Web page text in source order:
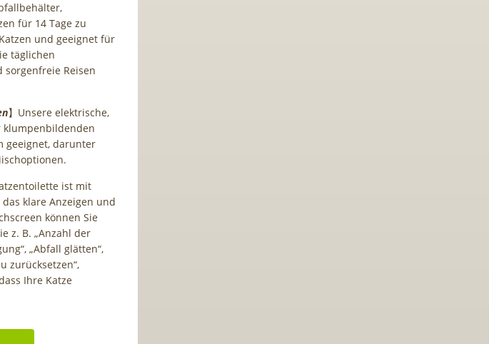
für 14 Tage zu
und geeignet für
täglichen
sorgenfreie Reisen
】Unsere elektrische,
klumpenbildenden
geeignet, darunter
ist mit
klare Anzeigen und
können Sie
z. B. „Anzahl der
„Abfall glätten“,
zurücksetzen“,
Ihre Katze